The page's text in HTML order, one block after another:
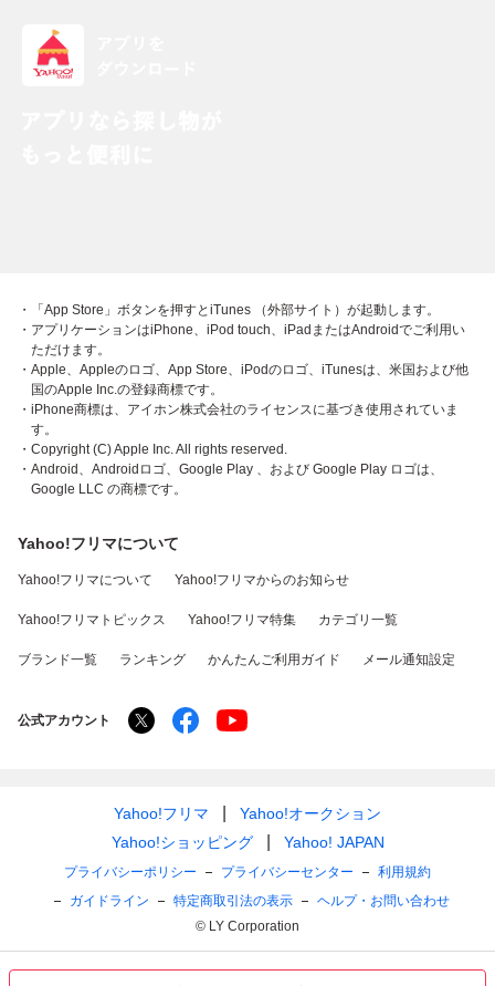
・「App Store」ボタンを押すとiTunes （外部サイト）が起動します。
・アプリケーションはiPhone、iPod touch、iPadまたはAndroidでご利用い
ただけます。
・Apple、Appleのロゴ、App Store、iPodのロゴ、iTunesは、米国および他
国のApple Inc.の登録商標です。
・iPhone商標は、アイホン株式会社のライセンスに基づき使用されていま
す。
・Copyright (C) Apple Inc. All rights reserved.
・Android、Androidロゴ、Google Play 、および Google Play ロゴは、
Google LLC の商標です。
Yahoo!フリマについて
Yahoo!フリマについて Yahoo!フリマからのお知らせ
Yahoo!フリマトピックス Yahoo!フリマ特集 カテゴリ一覧
ブランド一覧 ランキング かんたんご利用ガイド メール通知設定
公式アカウント
Yahoo!フリマ
Yahoo!オークション
Yahoo!ショッピング
Yahoo! JAPAN
プライバシーポリシー プライバシーセンター
利用規約
ガイドライン
特定商取引法の表示
ヘルプ・お問い合わせ
© LY Corporation